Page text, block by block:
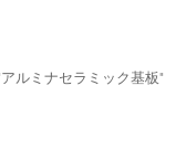
ルミナセラミック基板"